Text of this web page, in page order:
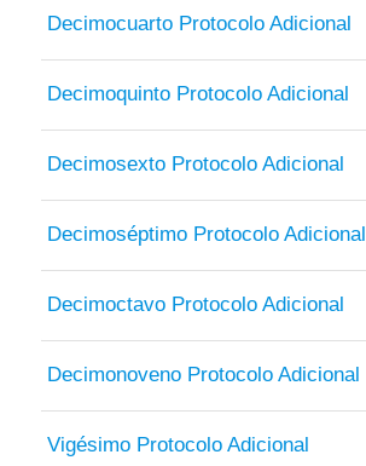
Decimocuarto Protocolo Adicional
Decimoquinto Protocolo Adicional
Decimosexto Protocolo Adicional
Decimoséptimo Protocolo Adicional
Decimoctavo Protocolo Adicional
Decimonoveno Protocolo Adicional
Vigésimo Protocolo Adicional